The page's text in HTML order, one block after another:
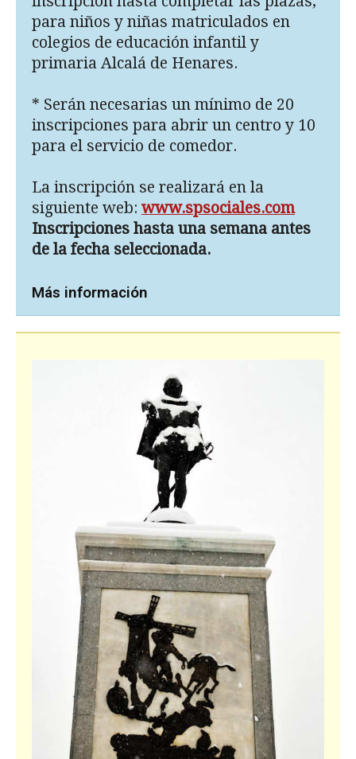
para niños y niñas matriculados en
colegios de educa­ción infantil y
primaria Alcalá de Henares.
* Serán necesarias un mínimo de 20
inscripciones para abrir un centro y 10
para el servicio de comedor.
La inscripción se realizará en la
siguiente web: www.spsociales.com
Inscripciones hasta una semana antes
de la fecha seleccionada.
Más información